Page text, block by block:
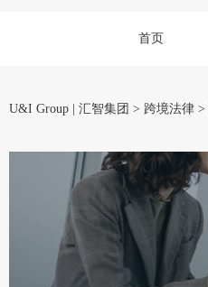
首页
U&I Group | 汇智集团 > 跨境法律 >